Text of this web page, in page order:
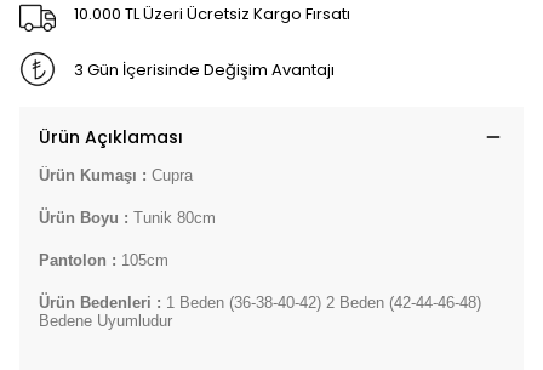
10.000 TL Üzeri Ücretsiz Kargo Fırsatı
3 Gün İçerisinde Değişim Avantajı
Ürün Açıklaması
Ürün Kumaşı : Cupra
Ürün Boyu : Tunik 80cm
Pantolon : 105cm
Ürün Bedenleri : 1 Beden (36-38-40-42) 2 Beden (42-44-46-48)
Bedene Uyumludur